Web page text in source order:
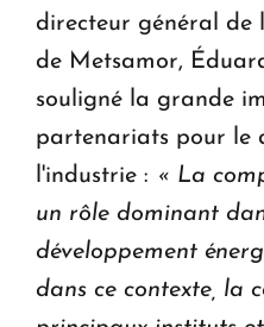
directeur général de
de Metsamor,
souligné la grande
partenariats pour le
l'industrie : « La
un rôle dominant
développement
dans ce contexte, la